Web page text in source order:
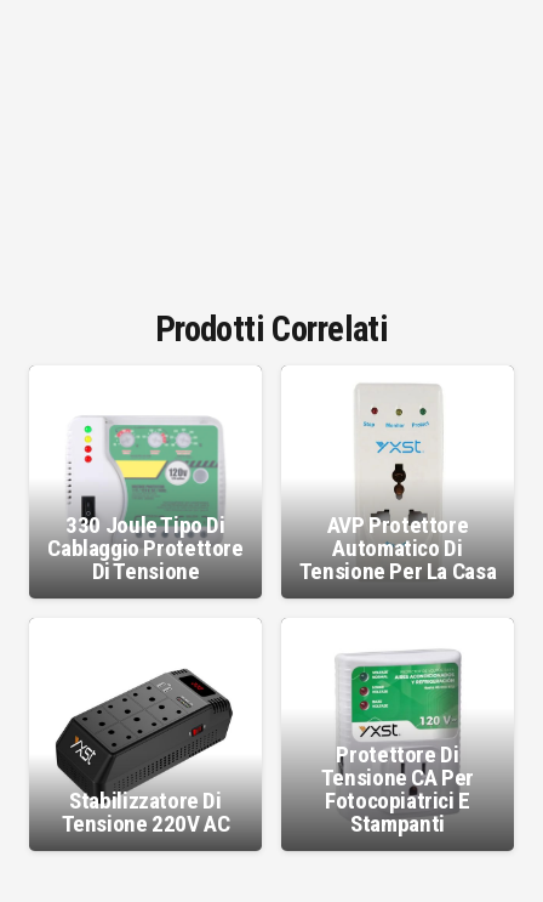
Prodotti Correlati
330 Joule Tipo Di
Cablaggio Protettore
Di Tensione
AVP Protettore
Automatico Di
Tensione Per La Casa
Stabilizzatore Di
Tensione 220V AC
Protettore Di
Tensione CA Per
Fotocopiatrici E
Stampanti